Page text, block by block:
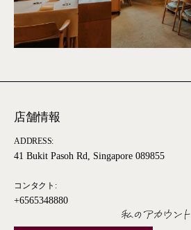
店舗情報
ADDRESS:
41 Bukit Pasoh Rd, Singapore 089855
コンタクト:
+6565348880
私のアカウント